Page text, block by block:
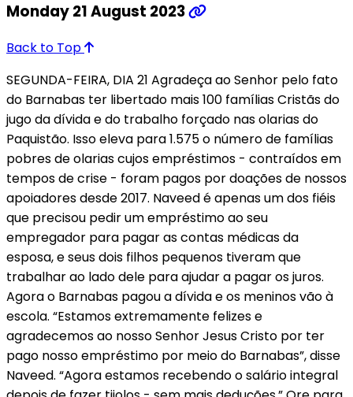
Monday 21 August 2023
Back to Top
SEGUNDA-FEIRA, DIA 21 Agradeça ao Senhor pelo fato
do Barnabas ter libertado mais 100 famílias Cristãs do
jugo da dívida e do trabalho forçado nas olarias do
Paquistão. Isso eleva para 1.575 o número de famílias
pobres de olarias cujos empréstimos - contraídos em
tempos de crise - foram pagos por doações de nossos
apoiadores desde 2017. Naveed é apenas um dos fiéis
que precisou pedir um empréstimo ao seu
empregador para pagar as contas médicas da
esposa, e seus dois filhos pequenos tiveram que
trabalhar ao lado dele para ajudar a pagar os juros.
Agora o Barnabas pagou a dívida e os meninos vão à
escola. “Estamos extremamente felizes e
agradecemos ao nosso Senhor Jesus Cristo por ter
pago nosso empréstimo por meio do Barnabas”, disse
Naveed. “Agora estamos recebendo o salário integral